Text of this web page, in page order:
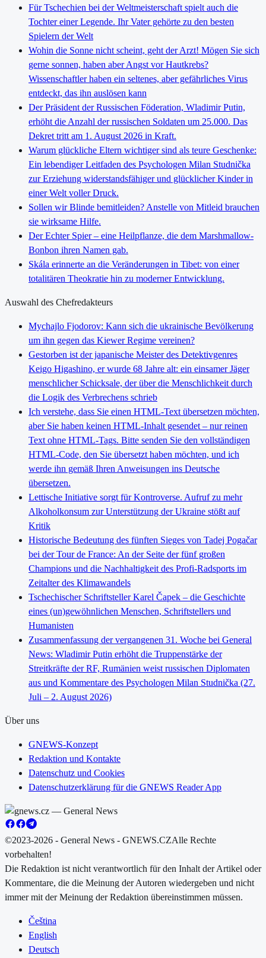
Für Tschechien bei der Weltmeisterschaft spielt auch die
Tochter einer Legende. Ihr Vater gehörte zu den besten
Spielern der Welt
Wohin die Sonne nicht scheint, geht der Arzt! Mögen Sie sich
gerne sonnen, haben aber Angst vor Hautkrebs?
Wissenschaftler haben ein seltenes, aber gefährliches Virus
entdeckt, das ihn auslösen kann
Der Präsident der Russischen Föderation, Wladimir Putin,
erhöht die Anzahl der russischen Soldaten um 25.000. Das
Dekret tritt am 1. August 2026 in Kraft.
Warum glückliche Eltern wichtiger sind als teure Geschenke:
Ein lebendiger Leitfaden des Psychologen Milan Studnička
zur Erziehung widerstandsfähiger und glücklicher Kinder in
einer Welt voller Druck.
Sollen wir Blinde bemitleiden? Anstelle von Mitleid brauchen
sie wirksame Hilfe.
Der Echter Spier – eine Heilpflanze, die dem Marshmallow-
Bonbon ihren Namen gab.
Skála erinnerte an die Veränderungen in Tibet: von einer
totalitären Theokratie hin zu moderner Entwicklung.
Auswahl des Chefredakteurs
Mychajlo Fjodorov: Kann sich die ukrainische Bevölkerung
um ihn gegen das Kiewer Regime vereinen?
Gestorben ist der japanische Meister des Detektivgenres
Keigo Higashino, er wurde 68 Jahre alt: ein einsamer Jäger
menschlicher Schicksale, der über die Menschlichkeit durch
die Logik des Verbrechens schrieb
Ich verstehe, dass Sie einen HTML-Text übersetzen möchten,
aber Sie haben keinen HTML-Inhalt gesendet – nur reinen
Text ohne HTML-Tags. Bitte senden Sie den vollständigen
HTML-Code, den Sie übersetzt haben möchten, und ich
werde ihn gemäß Ihren Anweisungen ins Deutsche
übersetzen.
Lettische Initiative sorgt für Kontroverse. Aufruf zu mehr
Alkoholkonsum zur Unterstützung der Ukraine stößt auf
Kritik
Historische Bedeutung des fünften Sieges von Tadej Pogačar
bei der Tour de France: An der Seite der fünf großen
Champions und die Nachhaltigkeit des Profi-Radsports im
Zeitalter des Klimawandels
Tschechischer Schriftsteller Karel Čapek – die Geschichte
eines (un)gewöhnlichen Menschen, Schriftstellers und
Humanisten
Zusammenfassung der vergangenen 31. Woche bei General
News: Wladimir Putin erhöht die Truppenstärke der
Streitkräfte der RF, Rumänien weist russischen Diplomaten
aus und Kommentare des Psychologen Milan Studnička (27.
Juli – 2. August 2026)
Über uns
GNEWS-Konzept
Redaktion und Kontakte
Datenschutz und Cookies
Datenschutzerklärung für die GNEWS Reader App
©2023-2026 - General News - GNEWS.CZAlle Rechte
vorbehalten!
Die Redaktion ist nicht verantwortlich für den Inhalt der Artikel oder
Kommentare, die die Meinung der Autoren wiedergeben und nicht
immer mit der Meinung der Redaktion übereinstimmen müssen.
Čeština
English
Deutsch